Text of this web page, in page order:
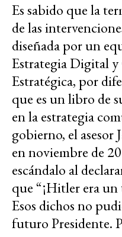
Es sabido que la
de las
diseñada por un
Estrategia Digital
Estratégica, por
que es un libro de
en la estrategia
gobierno, el asesor
en noviembre de
escándalo al
que “¡Hitler era
Esos dichos no
futuro Presidente.